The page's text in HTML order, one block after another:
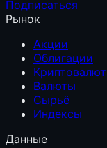
Подписаться
Рынок
Акции
Облигации
Валюты
Сырьё
Индексы
Данные